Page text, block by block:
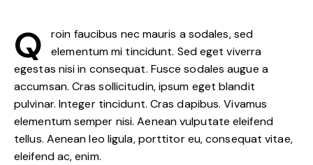
Q
roin faucibus nec mauris a sodales, sed
elementum mi tincidunt. Sed eget viverra
egestas nisi in consequat. Fusce sodales augue a
accumsan. Cras sollicitudin, ipsum eget blandit
pulvinar. Integer tincidunt. Cras dapibus. Vivamus
elementum semper nisi. Aenean vulputate eleifend
tellus. Aenean leo ligula, porttitor eu, consequat vitae,
eleifend ac, enim.